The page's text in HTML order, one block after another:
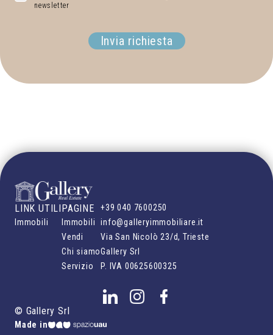
newsletter
Invia richiesta
LINK UTILI
Immobili
PAGINE
Immobili
Vendi
Chi siamo
Servizio
+39 040 7600250
info@galleryimmobiliare.it
Via San Nicolò 23/d, Trieste
Gallery Srl
P. IVA 00625600325
© Gallery Srl
Made in